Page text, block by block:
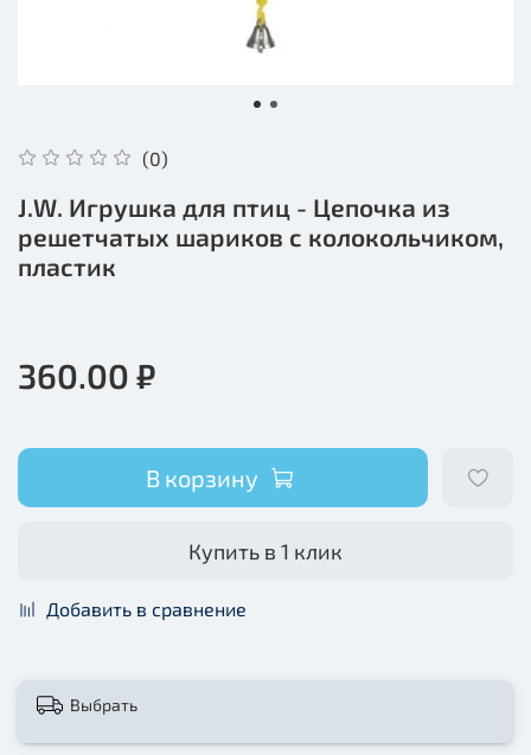
(0)
J.W. Игрушка для птиц - Цепочка из
решетчатых шариков с колокольчиком,
пластик
360.00 ₽
В корзину
Купить в 1 клик
Добавить в сравнение
Выбрать